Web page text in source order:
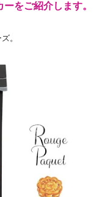
をご紹介します。
。